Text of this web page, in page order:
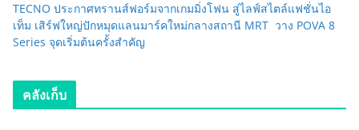
TECNO ประกาศทรานส์ฟอร์มจากเกมมิ่งโฟน สู่ไลฟ์สไตล์แฟชั่นไอ
เท็ม เสิร์ฟใหญ่ปักหมุดแลนมาร์คใหม่กลางสถานี MRT วาง POVA 8
Series จุดเริ่มต้นครั้งสำคัญ
คลังเก็บ